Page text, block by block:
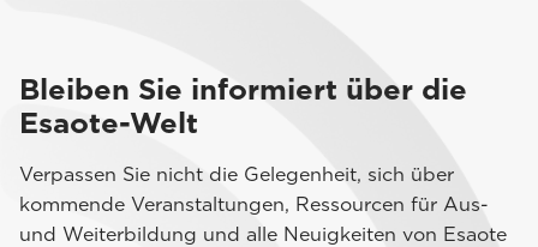
Bleiben Sie informiert über die
Esaote-Welt
Verpassen Sie nicht die Gelegenheit, sich über
kommende Veranstaltungen, Ressourcen für Aus-
und Weiterbildung und alle Neuigkeiten von Esaote